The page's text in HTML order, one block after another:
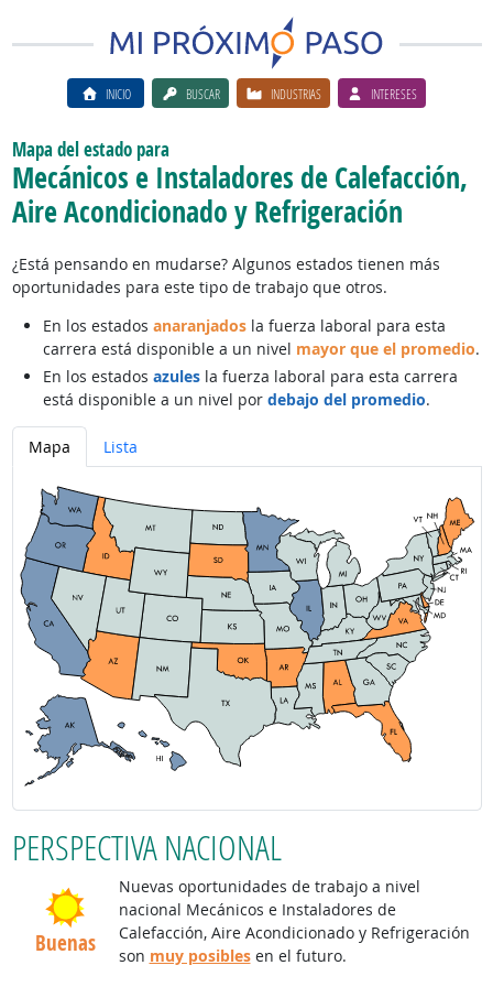
INICIO BUSCAR INDUSTRIAS INTERESES
Mapa del estado para
Mecánicos e Instaladores de Calefacción,
Aire Acondicionado y Refrigeración
¿Está pensando en mudarse? Algunos estados tienen más
oportunidades para este tipo de trabajo que otros.
En los estados anaranjadosla fuerza laboral para esta
carrera está disponible a un nivel mayor que el promedio.
En los estados azulesla fuerza laboral para esta carrera
está disponible a un nivel por debajo del promedio.
Mapa Lista
PERSPECTIVA NACIONAL
Buenas
Nuevas oportunidades de trabajo a nivel
nacional Mecánicos e Instaladores de
Calefacción, Aire Acondicionado y Refrigeración
son muy posiblesen el futuro.